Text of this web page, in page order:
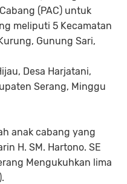
(PAC) untuk
meliputi 5 Kecamatan
Gunung Sari,
Desa Harjatani,
Serang, Minggu
anak cabang yang
H. SM. Hartono. SE
Mengukuhkan lima